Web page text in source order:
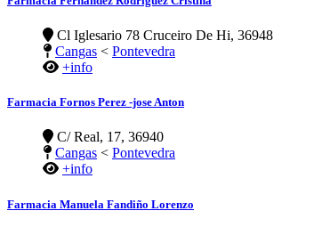
Cl Iglesario 78 Cruceiro De Hi, 36948
Cangas < Pontevedra
+info
Farmacia Fornos Perez -jose Anton
C/ Real, 17, 36940
Cangas < Pontevedra
+info
Farmacia Manuela Fandiño Lorenzo